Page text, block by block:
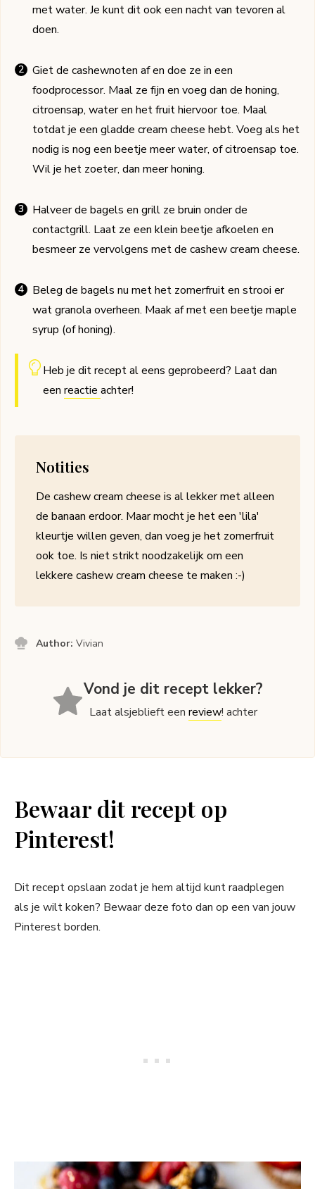
met water. Je kunt dit ook een nacht van tevoren al
doen.
Giet de cashewnoten af en doe ze in een
foodprocessor. Maal ze fijn en voeg dan de honing,
citroensap, water en het fruit hiervoor toe. Maal
totdat je een gladde cream cheese hebt. Voeg als het
nodig is nog een beetje meer water, of citroensap toe.
Wil je het zoeter, dan meer honing.
Halveer de bagels en grill ze bruin onder de
contactgrill. Laat ze een klein beetje afkoelen en
besmeer ze vervolgens met de cashew cream cheese.
Beleg de bagels nu met het zomerfruit en strooi er
wat granola overheen. Maak af met een beetje maple
syrup (of honing).
Heb je dit recept al eens geprobeerd? Laat dan
een reactie achter!
Notities
De cashew cream cheese is al lekker met alleen
de banaan erdoor. Maar mocht je het een 'lila'
kleurtje willen geven, dan voeg je het zomerfruit
ook toe. Is niet strikt noodzakelijk om een
lekkere cashew cream cheese te maken :-)
Author:Vivian
Vond je dit recept lekker?
Laat alsjeblieft eenreview! achter
Bewaar dit recept op
Pinterest!
Dit recept opslaan zodat je hem altijd kunt raadplegen
als je wilt koken? Bewaar deze foto dan op een van jouw
Pinterest borden.